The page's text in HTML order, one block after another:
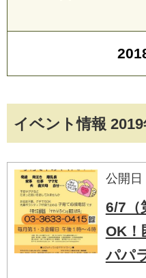
イベント情報 2019
公開日
6/7（
OK！
パパ